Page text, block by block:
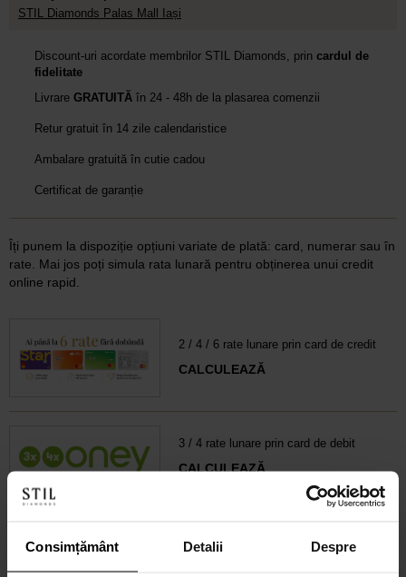
Consimțământ Detalii Despre
STIL Diamonds Palas Mall Iași
Discount-uri acordate membrilor STIL Diamonds, prin cardul de
fidelitate
Livrare GRATUITĂ în 24 - 48h de la plasarea comenzii
Retur gratuit în 14 zile calendaristice
Ambalare gratuită în cutie cadou
Certificat de garanție
Îți punem la dispoziție opțiuni variate de plată: card, numerar sau în
rate. Mai jos poți simula rata lunară pentru obținerea unui credit
online rapid.
2 / 4 / 6 rate lunare prin card de credit
CALCULEAZĂ
3 / 4 rate lunare prin card de debit
CALCULEAZĂ